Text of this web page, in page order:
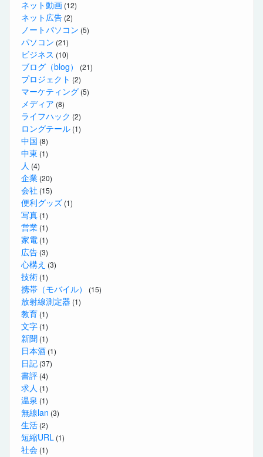
ネット動画 (12)
ネット広告 (2)
ノートパソコン (5)
パソコン (21)
ビジネス (10)
ブログ（blog） (21)
プロジェクト (2)
マーケティング (5)
メディア (8)
ライフハック (2)
ロングテール (1)
中国 (8)
中東 (1)
人 (4)
企業 (20)
会社 (15)
便利グッズ (1)
写真 (1)
営業 (1)
家電 (1)
広告 (3)
心構え (3)
技術 (1)
携帯（モバイル） (15)
放射線測定器 (1)
教育 (1)
文字 (1)
新聞 (1)
日本酒 (1)
日記 (37)
書評 (4)
求人 (1)
温泉 (1)
無線lan (3)
生活 (2)
短縮URL (1)
社会 (1)